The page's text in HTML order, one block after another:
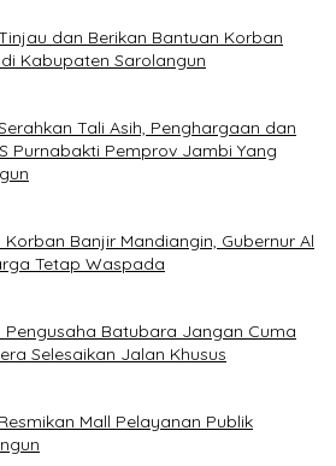
dan Berikan Bantuan Korban
Kabupaten Sarolangun
Tali Asih, Penghargaan dan
Purnabakti Pemprov Jambi Yang
Banjir Mandiangin, Gubernur Al
Tetap Waspada
Pengusaha Batubara Jangan Cuma
Selesaikan Jalan Khusus
Mall Pelayanan Publik